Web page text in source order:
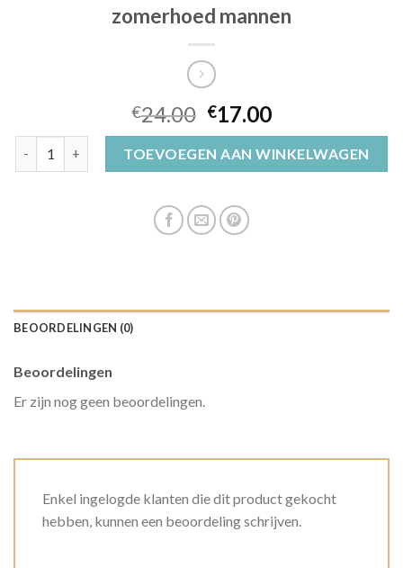
zomerhoed mannen
€24.00 €17.00
TOEVOEGEN AAN WINKELWAGEN
BEOORDELINGEN (0)
Beoordelingen
Er zijn nog geen beoordelingen.
Enkel ingelogde klanten die dit product gekocht
hebben, kunnen een beoordeling schrijven.